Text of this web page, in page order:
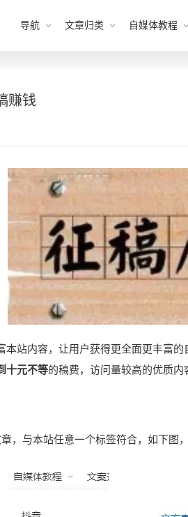
导航 文章归类 自媒体教程
赚钱
本站内容，让用户获得更全面更丰富
十元不等的稿费，访问量较高的优质
，与本站任意一个标签符合，如下图